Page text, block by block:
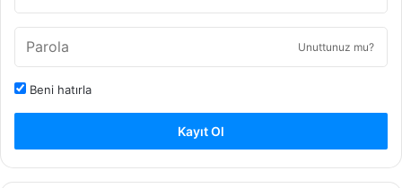
Unuttunuz mu?
Beni hatırla
Kayıt Ol